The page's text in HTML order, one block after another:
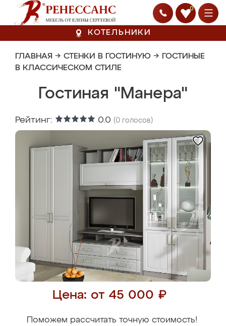
0
КОТЕЛЬНИКИ
ГЛАВНАЯ → СТЕНКИ В ГОСТИНУЮ → ГОСТИНЫЕ
В КЛАССИЧЕСКОМ СТИЛЕ
Гостиная "Манера"
Рейтинг: 0.0 (0 голосов)
Цена: от 45 000 ₽
Поможем рассчитать точную стоимость!